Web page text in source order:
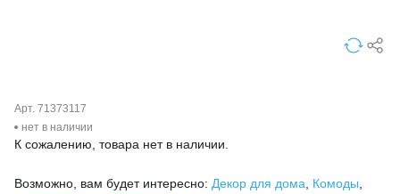
Арт. 71373117
нет в наличии
К сожалению, товара нет в наличии.
Возможно, вам будет интересно: Декор для дома Комоды